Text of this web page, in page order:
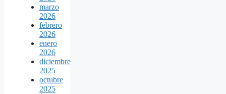
marzo
2026
febrero
2026
enero
2026
diciembre
2025
octubre
2025